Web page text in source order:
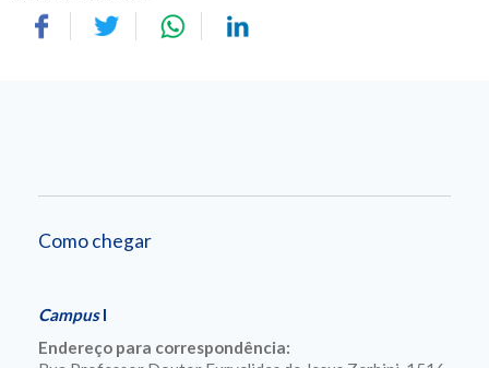
Como chegar
CampusI
Endereço para correspondência: